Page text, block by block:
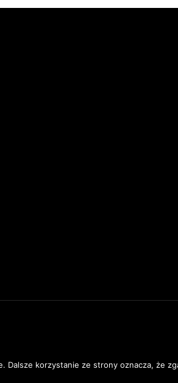
Dalsze korzystanie ze strony oznacza, że